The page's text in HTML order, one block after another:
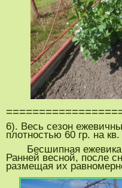
6). Весь сезон
плотностью 60 гр. на
Бесшипная ежевика –
Ранней весной, после
размещая их